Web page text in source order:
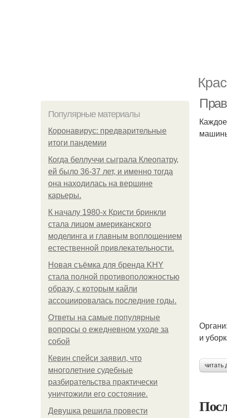
Популярные материалы
Коронавирус: предварительные
итоги пандемии
Когда беллуччи сыграла Клеопатру,
ей было 36-37 лет, и именно тогда
она находилась на вершине
карьеры.
К началу 1980-х Кристи бринкли
стала лицом американского
моделинга и главным воплощением
естественной привлекательности.
Новая съёмка для бренда KHY
стала полной противоположностью
образу, с которым кайли
ассоциировалась последние годы.
Ответы на самые популярные
вопросы о ежедневном уходе за
собой
Кевин спейси заявил, что
многолетние судебные
разбирательства практически
уничтожили его состояние.
Девушка решила провести
и
читать